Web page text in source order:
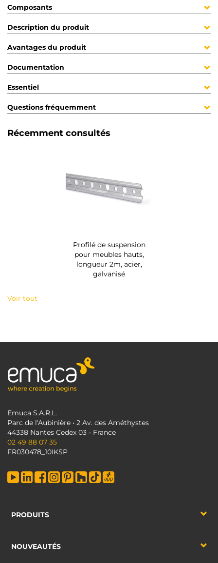
Composants
Description du produit
Avantages du produit
Documentation
Essentiel
Questions fréquemment
Récemment consultés
Profilé de suspension
pour meubles hauts,
longueur 2m, acier,
galvanisé
Voir tout
Emuca S.A.R.L.
Parc de l'Aubinière • 2 Av. des Améthystes
44338 Nantes Cedex 03 - France
02 49 88 07 35
FR030478_10IKSP
PRODUITS
NOUVEAUTÉS